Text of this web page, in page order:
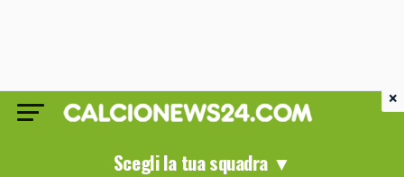
Scegli la tua squadra ▼
×